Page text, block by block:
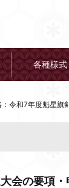
各種様
：令和7年度魁星旗
会の要項